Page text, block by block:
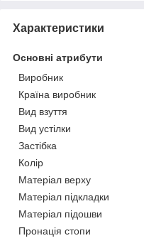
Характеристики
Основні атрибути
Виробник
Країна виробник
Вид взуття
Вид устілки
Застібка
Колір
Матеріал верху
Матеріал підкладки
Матеріал підошви
Пронація стопи